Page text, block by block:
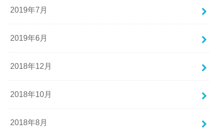
2019年7月
2019年6月
2018年12月
2018年10月
2018年8月